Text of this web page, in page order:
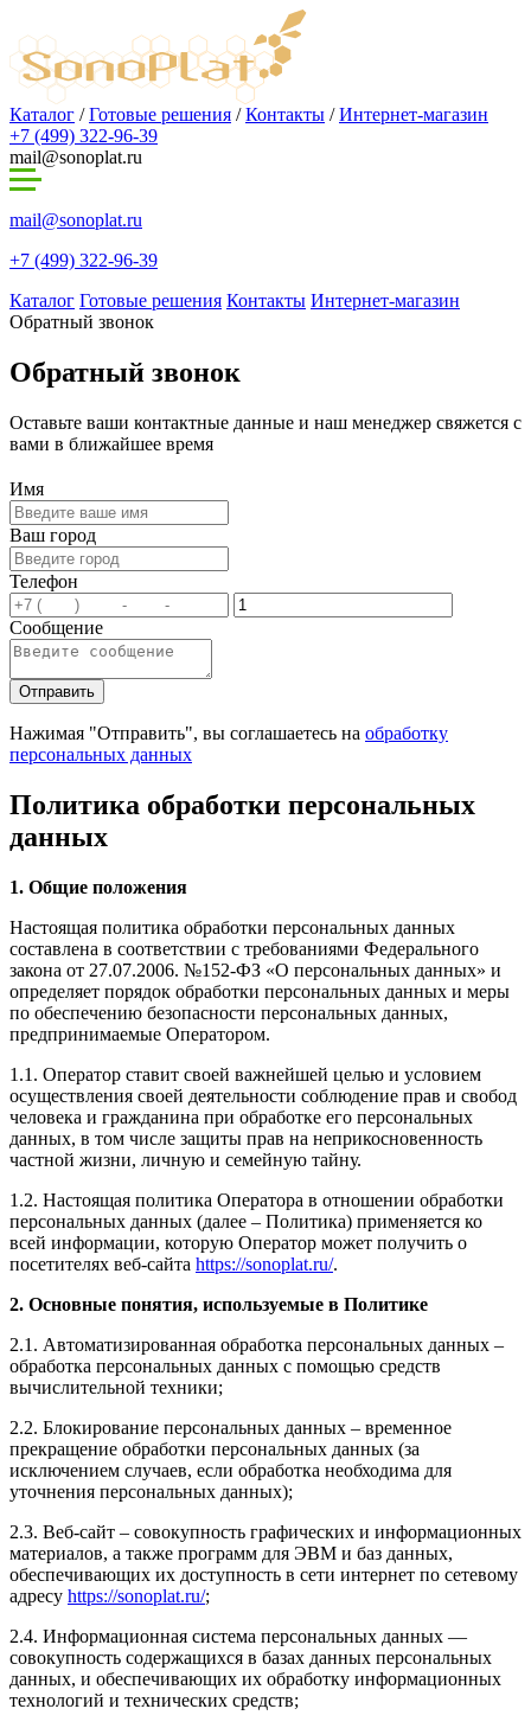
Каталог / Готовые решения / Контакты / Интернет-магазин
+7 (499) 322-96-39
mail@sonoplat.ru
mail@sonoplat.ru
+7 (499) 322-96-39
Каталог Готовые решения Контакты Интернет-магазин
Обратный звонок
Обратный звонок
Оставьте ваши контактные данные и наш менеджер свяжется с
вами в ближайшее время
Имя
Ваш город
Телефон
Сообщение
Нажимая "Отправить", вы соглашаетесь на обработку
персональных данных
Политика обработки персональных
данных
1. Общие положения
Настоящая политика обработки персональных данных
составлена в соответствии с требованиями Федерального
закона от 27.07.2006. №152-ФЗ «О персональных данных» и
определяет порядок обработки персональных данных и меры
по обеспечению безопасности персональных данных,
предпринимаемые Оператором.
1.1. Оператор ставит своей важнейшей целью и условием
осуществления своей деятельности соблюдение прав и свобод
человека и гражданина при обработке его персональных
данных, в том числе защиты прав на неприкосновенность
частной жизни, личную и семейную тайну.
1.2. Настоящая политика Оператора в отношении обработки
персональных данных (далее – Политика) применяется ко
всей информации, которую Оператор может получить о
посетителях веб-сайта https://sonoplat.ru/.
2. Основные понятия, используемые в Политике
2.1. Автоматизированная обработка персональных данных –
обработка персональных данных с помощью средств
вычислительной техники;
2.2. Блокирование персональных данных – временное
прекращение обработки персональных данных (за
исключением случаев, если обработка необходима для
уточнения персональных данных);
2.3. Веб-сайт – совокупность графических и информационных
материалов, а также программ для ЭВМ и баз данных,
обеспечивающих их доступность в сети интернет по сетевому
адресу https://sonoplat.ru/;
2.4. Информационная система персональных данных —
совокупность содержащихся в базах данных персональных
данных, и обеспечивающих их обработку информационных
технологий и технических средств;